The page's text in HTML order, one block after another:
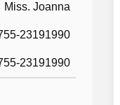
Miss. Joanna
23191990
23191990